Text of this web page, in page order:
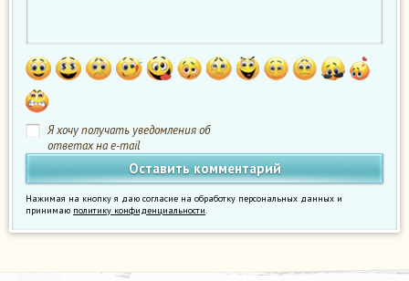
Я хочу получать уведомления об
ответах на e-mail
Нажимая на кнопку я даю согласие на обработку персональных данных и
принимаю политику конфиденциальности.